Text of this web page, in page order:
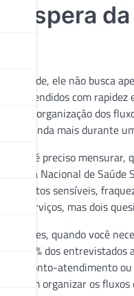
espera
saúde, ele não busca
atendidos com
a organização dos
– ainda mais durante
é preciso
Nacional de
pontos sensíveis,
os serviços, mas dois
meses, quando você
e 96% dos
em pronto-atendimento
em organizar os